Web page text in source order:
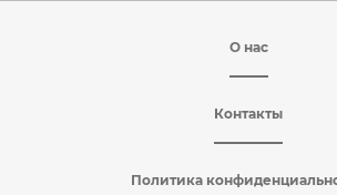
О нас
Контакты
Политика